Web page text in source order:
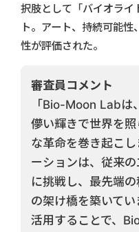
択肢として「バイオライ
ト。アート、持続可能
性が評価された。
審査員コメント
「Bio-Moon Labは
儚い輝きで世界を
な革命を巻き起こ
ーションは、従来
に挑戦し、最先端
の架け橋を築いて
活用することで、